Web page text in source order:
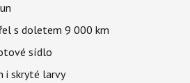
s doletem 9 000 km
sídlo
i skryté larvy